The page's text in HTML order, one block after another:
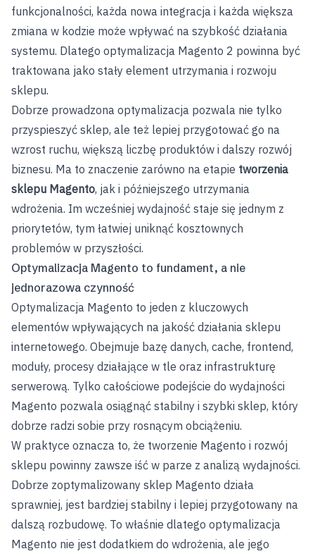
funkcjonalności, każda nowa integracja i każda większa
zmiana w kodzie może wpływać na szybkość działania
systemu. Dlatego optymalizacja Magento 2 powinna być
traktowana jako stały element utrzymania i rozwoju
sklepu.
Dobrze prowadzona optymalizacja pozwala nie tylko
przyspieszyć sklep, ale też lepiej przygotować go na
wzrost ruchu, większą liczbę produktów i dalszy rozwój
biznesu. Ma to znaczenie zarówno na etapie tworzenia
sklepu Magento, jak i późniejszego utrzymania
wdrożenia. Im wcześniej wydajność staje się jednym z
priorytetów, tym łatwiej uniknąć kosztownych
problemów w przyszłości.
Optymalizacja Magento to fundament, a nie
jednorazowa czynność
Optymalizacja Magento to jeden z kluczowych
elementów wpływających na jakość działania sklepu
internetowego. Obejmuje bazę danych, cache, frontend,
moduły, procesy działające w tle oraz infrastrukturę
serwerową. Tylko całościowe podejście do wydajności
Magento pozwala osiągnąć stabilny i szybki sklep, który
dobrze radzi sobie przy rosnącym obciążeniu.
W praktyce oznacza to, że tworzenie Magento i rozwój
sklepu powinny zawsze iść w parze z analizą wydajności.
Dobrze zoptymalizowany sklep Magento działa
sprawniej, jest bardziej stabilny i lepiej przygotowany na
dalszą rozbudowę. To właśnie dlatego optymalizacja
Magento nie jest dodatkiem do wdrożenia, ale jego